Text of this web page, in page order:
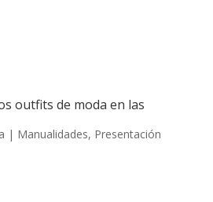
outfits de moda en las
| Manualidades, Presentación